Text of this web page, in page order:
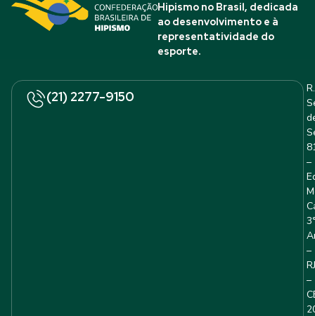
Hipismo no Brasil, dedicada
ao desenvolvimento e à
representatividade do
esporte.
(21) 2277-9150
R.
–
–
RJ
–